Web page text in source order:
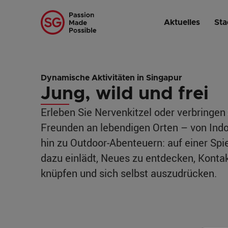
Aktuelles
Jung, wild und frei
Dynamische Aktivitäten in Singapur
Erleben Sie Nervenkitzel oder
Freunden an lebendigen Orten – von
hin zu Outdoor-Abenteuern: auf einer
dazu einlädt, Neues zu entdecken,
knüpfen und sich selbst auszudrücken.